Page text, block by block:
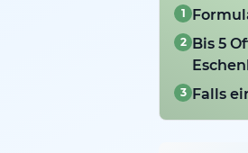
1
2 Bis 5
3 Falls